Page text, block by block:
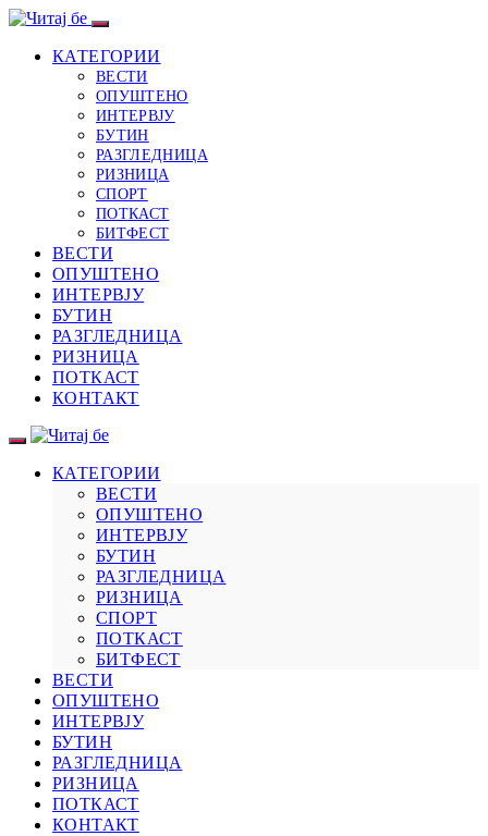
КАТЕГОРИИ
ВЕСТИ
ОПУШТЕНО
ИНТЕРВЈУ
БУТИН
РАЗГЛЕДНИЦА
РИЗНИЦА
СПОРТ
ПОТКАСТ
БИТФЕСТ
ВЕСТИ
ОПУШТЕНО
ИНТЕРВЈУ
БУТИН
РАЗГЛЕДНИЦА
РИЗНИЦА
ПОТКАСТ
КОНТАКТ
КАТЕГОРИИ
ВЕСТИ
ОПУШТЕНО
ИНТЕРВЈУ
БУТИН
РАЗГЛЕДНИЦА
РИЗНИЦА
СПОРТ
ПОТКАСТ
БИТФЕСТ
ВЕСТИ
ОПУШТЕНО
ИНТЕРВЈУ
БУТИН
РАЗГЛЕДНИЦА
РИЗНИЦА
ПОТКАСТ
КОНТАКТ